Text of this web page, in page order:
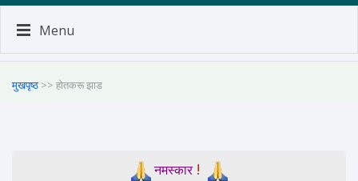
Menu
मुखपृष्ठ >> होतकरू झाड
नमस्कार!